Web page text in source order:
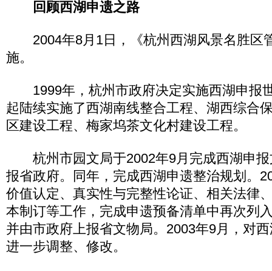
回顾西湖申遗之路
2004年8月1日，《杭州西湖风景名胜区
施。
1999年，杭州市政府决定实施西湖申报
起陆续实施了西湖南线整合工程、湖西综合
区建设工程、梅家坞茶文化村建设工程。
杭州市园文局于2002年9月完成西湖申报
报省政府。同年，完成西湖申遗整治规划。
价值认定、真实性与完整性论证、相关法律
本制订等工作，完成申遗预备清单中再次列
并由市政府上报省文物局。2003年9月，对
进一步调整、修改。